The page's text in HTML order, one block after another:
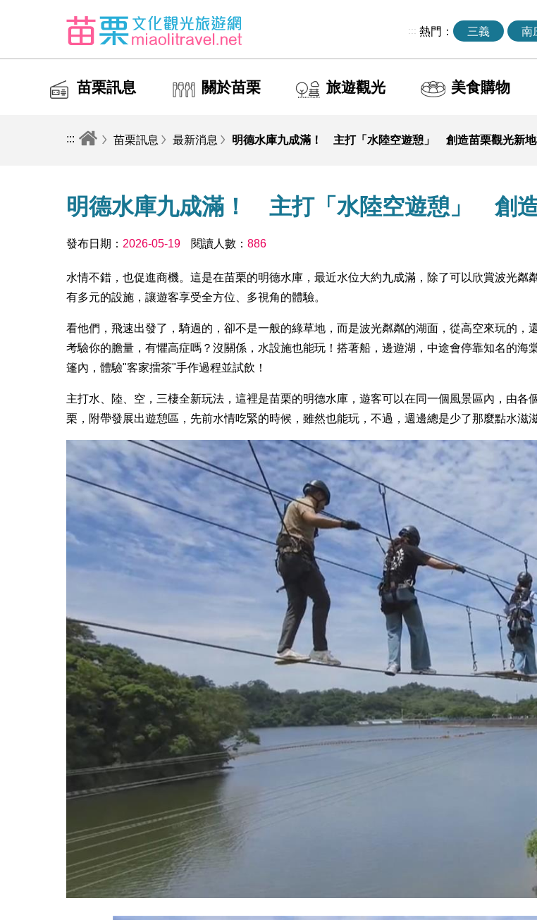
::: 熱門： 三義 南
苗栗訊息 關於苗栗 旅遊觀光 美食購物
::: 苗栗訊息 最新消息 明德水庫九成滿！ 主打「水陸空遊憩」 創造苗栗觀光新
明德水庫九成滿！ 主打「水陸空遊憩」 創
發布日期： 2026-05-19 閱讀人數：886
水情不錯，也促進商機。這是在苗栗的明德水庫，最近水位大約九成滿，除了可以欣賞波光粼
有多元的設施，讓遊客享受全方位、多視角的體驗。
看他們，飛速出發了，騎過的，卻不是一般的綠草地，而是波光粼粼的湖面，從高空來玩的，
考驗你的膽量，有懼高症嗎？沒關係，水設施也能玩！搭著船，邊遊湖，中途會停靠知名的
篷內，體驗"客家擂茶"手作過程並試飲！
主打水、陸、空，三棲全新玩法，這裡是苗栗的明德水庫，遊客可以在同一個風景區內，由
栗，附帶發展出遊憩區，先前水情吃緊的時候，雖然也能玩，不過，週邊總是少了那麼點水滋